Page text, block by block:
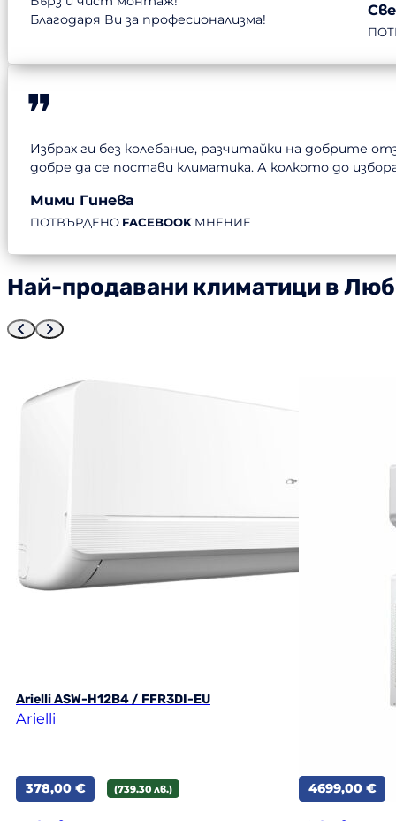
Благодаря Ви за професионализма!
Избрах ги без колебание, разчитайки на добрите
добре да се постави климатика. А колкото до
Мими Гинева
ПОТВЪРДЕНО FACEBOOKМНЕНИЕ
Най-продавани климатици в
Arielli ASW-H12B4 / FFR3DI-EU
Arielli
378,00 € (739.30 лв.) 4699,00 €